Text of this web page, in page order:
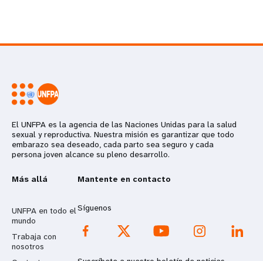
El UNFPA es la agencia de las Naciones Unidas para la salud
sexual y reproductiva. Nuestra misión es garantizar que todo
embarazo sea deseado, cada parto sea seguro y cada
persona joven alcance su pleno desarrollo.
Más allá
UNFPA en todo el
mundo
Trabaja con
nosotros
Mantente en contacto
Síguenos